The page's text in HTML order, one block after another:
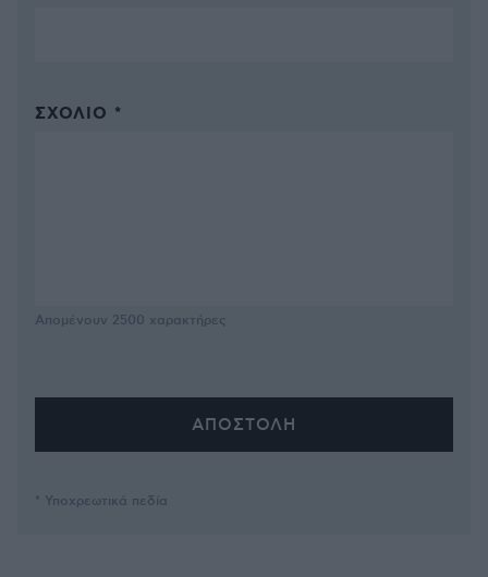
ΣΧΌΛΙΟ *
Απομένουν 2500 χαρακτήρες
* Υποχρεωτικά πεδία